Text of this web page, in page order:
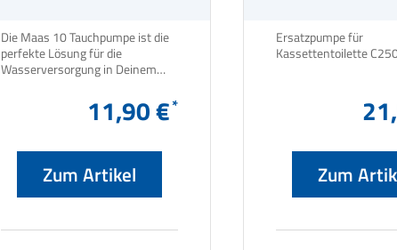
Die Maas 10 Tauchpumpe ist die
perfekte Lösung für die
Wasserversorgung in Deinem
11,90 €
Zum Artikel
Ersatzpumpe für
Zum